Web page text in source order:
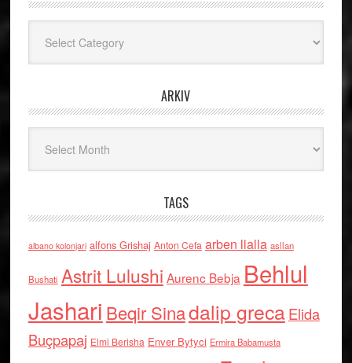
ARKIV
TAGS
albano kolonjari alfons Grishaj Anton Cefa arben llalla asllan
Bushati Astrit Lulushi Aurenc Bebja Behlul
Jashari Beqir Sinadalip grecaElida
Buçpapaj Elmi Berisha Enver Bytyci Ermira Babamusta